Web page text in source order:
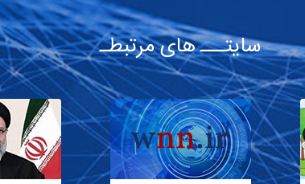
سایتـــ های مرتبطـ